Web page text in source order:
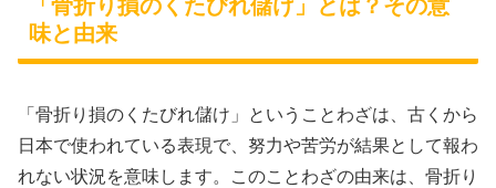
「骨折り損のくたびれ儲け」とは？その意
味と由来
「骨折り損のくたびれ儲け」ということわざは、古くから
日本で使われている表現で、努力や苦労が結果として報わ
れない状況を意味します。このことわざの由来は、骨折り